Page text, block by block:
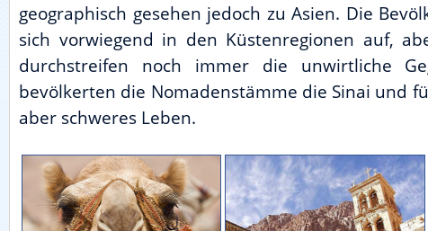
geographisch gesehen jedoch zu Asien. Die
sich vorwiegend in den Küstenregionen auf,
durchstreifen noch immer die unwirtliche
bevölkerten die Nomadenstämme die Sinai und
aber schweres Leben.